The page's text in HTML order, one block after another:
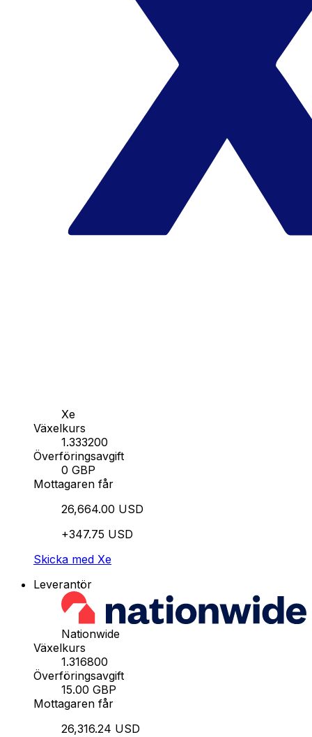
Xe
Växelkurs
1.333200
Överföringsavgift
0 GBP
Mottagaren får
26,664.00 USD
+347.75 USD
Skicka med Xe
Leverantör
Nationwide
Växelkurs
1.316800
Överföringsavgift
15.00 GBP
Mottagaren får
26,316.24 USD